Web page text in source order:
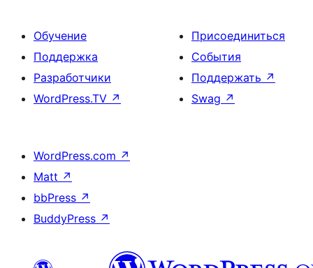
Обучение
Поддержка
Разработчики
WordPress.TV ↗
Присоединиться
События
Поддержать ↗
Swag ↗
WordPress.com ↗
Matt ↗
bbPress ↗
BuddyPress ↗